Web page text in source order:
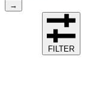
→
FILTER